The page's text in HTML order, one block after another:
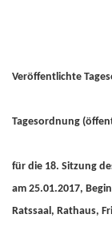
Veröffentlichte
Tagesordnung
für die 18. Sitzung
am 25.01.2017,
Ratssaal, Rathaus,